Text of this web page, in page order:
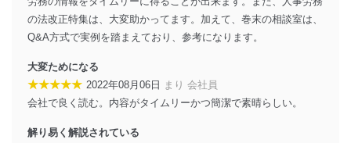
その他の規範を遵守します。また、当社の管理の仕組み
に、これらの法令及びその他の規範を常に適合させま
す。
個人情報の安全管理措置
当社は、個人情報の正確性及び安全性を確保するため
に、下記セキュリティ対策をはじめとする安全対策を実
正に努めます。
の法改正特集は、大変助かってます。加えて、巻末の相談室は、
Q&A方式で実例を踏まえており、参考になります。
大変ためになる
★★★★★ 2022年08月06日 まり 会社員
会社で良く読む。内容がタイムリーかつ簡潔で素晴らしい。
解り易く解説されている